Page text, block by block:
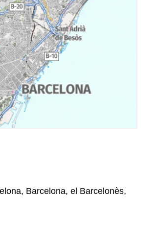
Barcelona, el Barcelonès,